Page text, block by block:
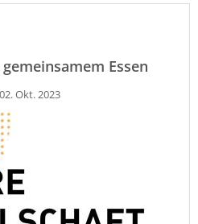
Essen
Okt. 2023